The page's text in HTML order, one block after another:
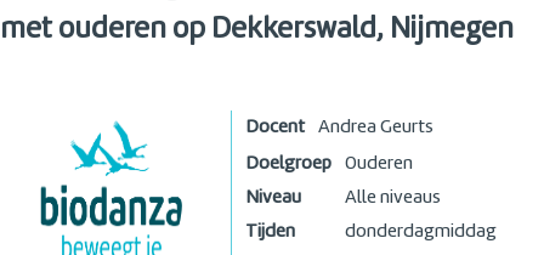
met ouderen op Dekkerswald, Nijmegen
Docent
Andrea Geurts
Doelgroep
Ouderen
Niveau
Alle niveaus
Tijden
donderdagmiddag